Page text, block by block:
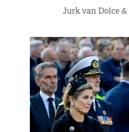
Jurk van Dolce